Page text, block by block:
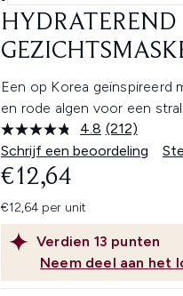
HYDRATEREND
Een op Korea geïnspireerd
en rode algen voor een
4.8 Lees
212
(212)
Schrijf een beoordeling
Verdien 13 punten
Neem deel aan het
€12,64
€12,64 per unit